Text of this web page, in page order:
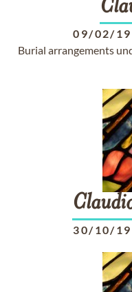
09/02/
Burial arrangements
30/10/